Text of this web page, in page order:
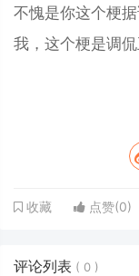
不愧是你这个梗
我，这个梗是调
收藏 点赞(0)
评论列表 ( 0 )